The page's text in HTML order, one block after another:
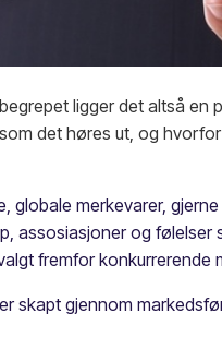
ligger det altså en
det høres ut, og
globale merkevarer,
assosiasjoner og
fremfor konkurrerende
skapt gjennom